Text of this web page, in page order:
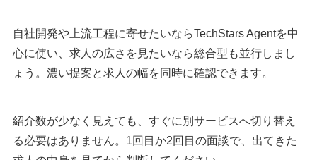
自社開発や上流工程に寄せたいならTechStars Agentを中
心に使い、求人の広さを見たいなら総合型も並行しまし
ょう。濃い提案と求人の幅を同時に確認できます。
紹介数が少なく見えても、すぐに別サービスへ切り替え
る必要はありません。1回目か2回目の面談で、出てきた